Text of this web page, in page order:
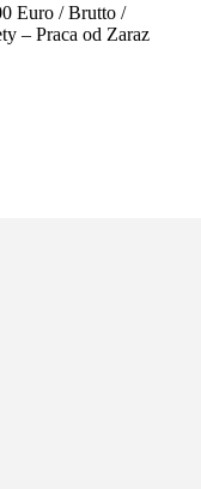
Euro / Brutto /
– Praca od Zaraz